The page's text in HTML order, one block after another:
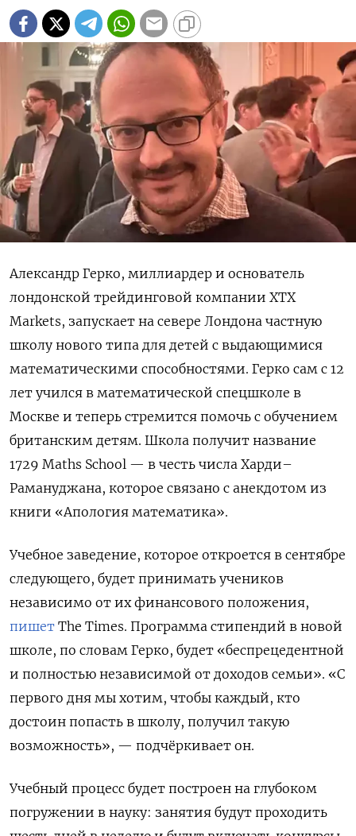
Александр Герко, миллиардер и основатель
лондонской трейдинговой компании XTX
Markets, запускает на севере Лондона частную
школу нового типа для детей с выдающимися
математическими способностями. Герко сам с 12
лет учился в математической спецшколе в
Москве и теперь стремится помочь с обучением
британским детям. Школа получит название
1729 Maths School — в честь числа Харди–
Рамануджана, которое связано с анекдотом из
книги «Апология математика».
Учебное заведение, которое откроется в сентябре
следующего, будет принимать учеников
независимо от их финансового положения,
пишет The Times. Программа стипендий в новой
школе, по словам Герко, будет «беспрецедентной
и полностью независимой от доходов семьи». «С
первого дня мы хотим, чтобы каждый, кто
достоин попасть в школу, получил такую
возможность», — подчёркивает он.
Учебный процесс будет построен на глубоком
погружении в науку: занятия будут проходить